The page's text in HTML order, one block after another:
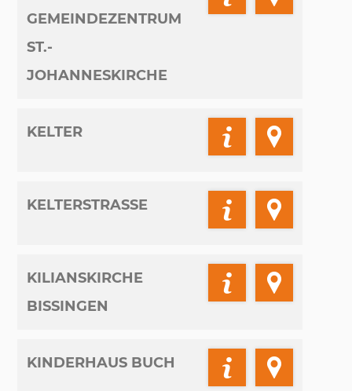
GEMEINDEZENTRUM
ST.-
JOHANNESKIRCHE
KELTER
KELTERSTRASSE
KILIANSKIRCHE
BISSINGEN
KINDERHAUS BUCH